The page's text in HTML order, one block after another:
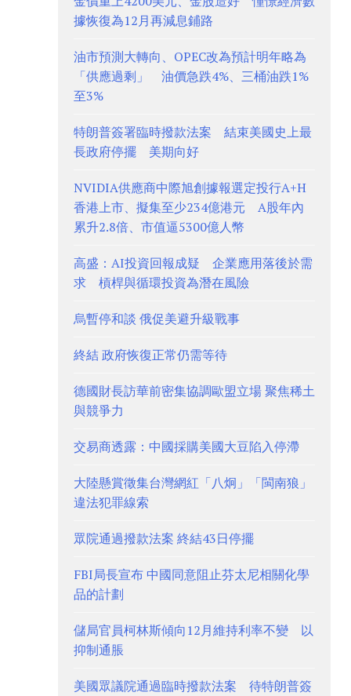
據恢復為12月再減息鋪路
油市預測大轉向、OPEC改為預計明年略為
「供應過剩」 油價急跌4%、三桶油跌1%
至3%
特朗普簽署臨時撥款法案 結束美國史上最
長政府停擺 美期向好
NVIDIA供應商中際旭創據報選定投行A+H
香港上市、擬集至少234億港元 A股年內
累升2.8倍、市值逼5300億人幣
高盛：AI投資回報成疑 企業應用落後於需
求 槓桿與循環投資為潛在風險
烏暫停和談 俄促美避升級戰事
終結 政府恢復正常仍需等待
德國財長訪華前密集協調歐盟立場 聚焦稀土
與競爭力
交易商透露：中國採購美國大豆陷入停滯
大陸懸賞徵集台灣網紅「八炯」「閩南狼」
違法犯罪線索
眾院通過撥款法案 終結43日停擺
FBI局長宣布 中國同意阻止芬太尼相關化學
品的計劃
儲局官員柯林斯傾向12月維持利率不變 以
抑制通脹
美國眾議院通過臨時撥款法案 待特朗普簽